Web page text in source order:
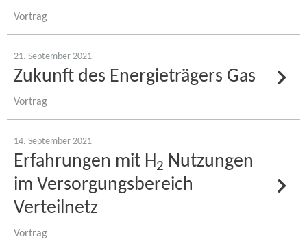
Vortrag
21. September 2021
Zukunft des Energieträgers Gas
Vortrag
14. September 2021
Erfahrungen mit H2 Nutzungen
im Versorgungsbereich
Verteilnetz
Vortrag